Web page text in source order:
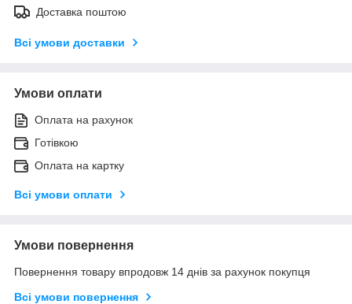
Доставка поштою
Всі умови доставки
Умови оплати
Оплата на рахунок
Готівкою
Оплата на картку
Всі умови оплати
Умови повернення
Повернення товару впродовж 14 днів за рахунок покупця
Всі умови повернення